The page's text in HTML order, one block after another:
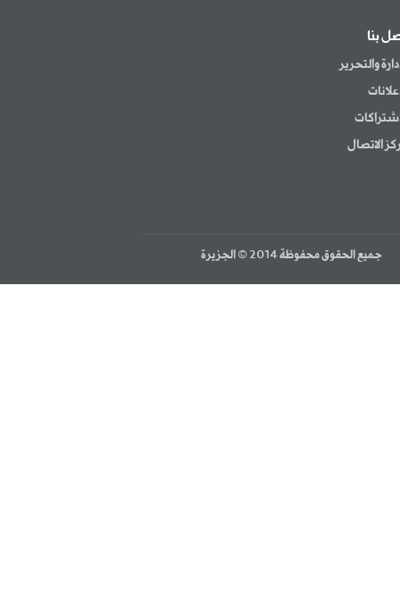
بنا
والتحرير
الاتصال
جميع الحقوق محفوظة 2014 © الجزيرة